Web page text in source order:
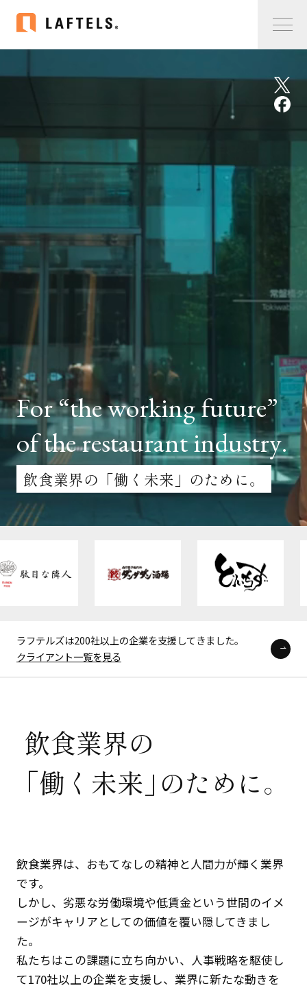
Home
私たちについて
コンサルタント紹介
サービス紹介
事例紹介
仲間の声
クライアント事例
セミナー
セミナー情報
ニュース
ニュース
お問い合わせ 採用情報
For“theworkingfuture”
oftherestaurantindustry.
飲食業界の「働く未来」のために。
ラフテルズは200社以上の企業を支援してきました。
クライアント一覧を見る
飲食業界の
「働 く 未来 」 のた め に。
飲食業界は、おもてなしの精神と人間力が輝く業界
です。
しかし、劣悪な労働環境や低賃金という世間のイメ
ージがキャリアとしての価値を覆い隠してきまし
た。
私たちはこの課題に立ち向かい、人事戦略を駆使し
て170社以上の企業を支援し、業界に新たな動きを